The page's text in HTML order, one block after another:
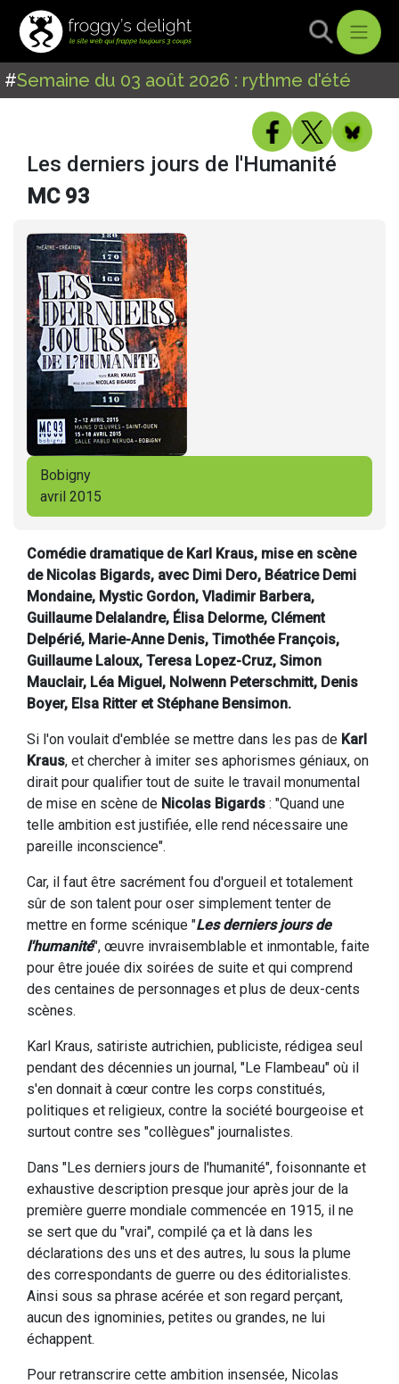
#Semaine du 03 août 2026 : rythme d'été
Les derniers jours de l'Humanité
MC 93
Bobigny
avril 2015
Comédie dramatique de Karl Kraus, mise en scène
de Nicolas Bigards, avec Dimi Dero, Béatrice Demi
Mondaine, Mystic Gordon, Vladimir Barbera,
Guillaume Delalandre, Élisa Delorme, Clément
Delpérié, Marie-Anne Denis, Timothée François,
Guillaume Laloux, Teresa Lopez-Cruz, Simon
Mauclair, Léa Miguel, Nolwenn Peterschmitt, Denis
Boyer, Elsa Ritter et Stéphane Bensimon.
Si l'on voulait d'emblée se mettre dans les pas de Karl
Kraus, et chercher à imiter ses aphorismes géniaux, on
dirait pour qualifier tout de suite le travail monumental
de mise en scène de Nicolas Bigards : "Quand une
telle ambition est justifiée, elle rend nécessaire une
pareille inconscience".
Car, il faut être sacrément fou d'orgueil et totalement
sûr de son talent pour oser simplement tenter de
mettre en forme scénique "Les derniers jours de
l'humanité", œuvre invraisemblable et inmontable, faite
pour être jouée dix soirées de suite et qui comprend
des centaines de personnages et plus de deux-cents
scènes.
Karl Kraus, satiriste autrichien, publiciste, rédigea seul
pendant des décennies un journal, "Le Flambeau" où il
s'en donnait à cœur contre les corps constitués,
politiques et religieux, contre la société bourgeoise et
surtout contre ses "collègues" journalistes.
Dans "Les derniers jours de l'humanité", foisonnante et
exhaustive description presque jour après jour de la
première guerre mondiale commencée en 1915, il ne
se sert que du "vrai", compilé ça et là dans les
déclarations des uns et des autres, lu sous la plume
des correspondants de guerre ou des éditorialistes.
Ainsi sous sa phrase acérée et son regard perçant,
aucun des ignominies, petites ou grandes, ne lui
échappent.
Pour retranscrire cette ambition insensée, Nicolas